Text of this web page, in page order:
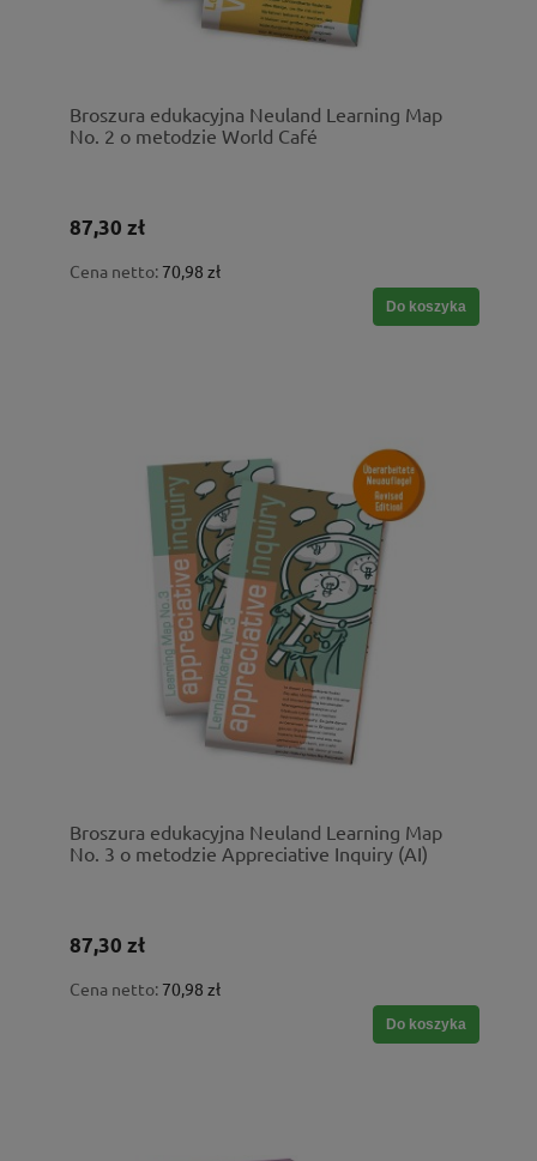
Broszura edukacyjna Neuland Learning Map
No. 2 o metodzie World Café
87,30 zł
Cena netto: 70,98 zł
Do koszyka
Broszura edukacyjna Neuland Learning Map
No. 3 o metodzie Appreciative Inquiry (AI)
87,30 zł
Cena netto: 70,98 zł
Do koszyka